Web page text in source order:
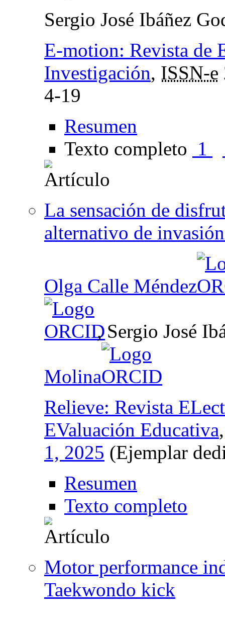
Sergio José Ibáñez
E-motion: Revista de
Investigación, ISSN-e
4-19
Resumen
Texto completo 1
La sensación de
alternativo de
Olga Calle Méndez
, Sergio José
Molina
Relieve: Revista
EValuación Educativa
1, 2025 (Ejemplar
Resumen
Texto completo
Motor performance
Taekwondo kick